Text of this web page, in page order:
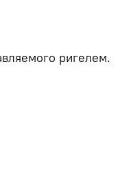
ригелем.